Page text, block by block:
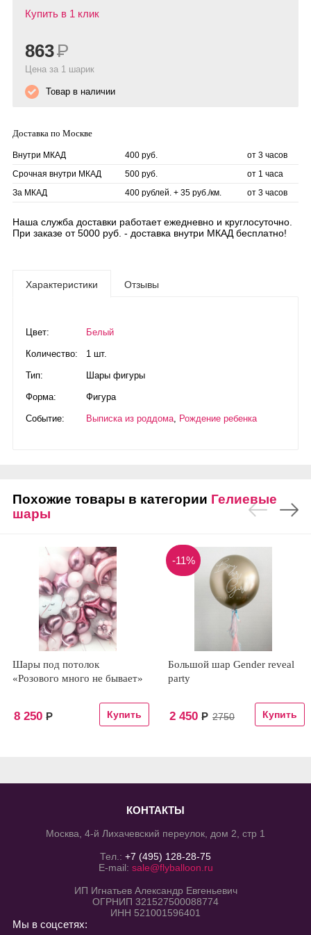
Купить в 1 клик
863Р
Цена за 1 шарик
Товар в наличии
Доставка по Москве
Внутри МКАД 400 руб.
от 3 часов
Срочная внутри МКАД
500 руб.
от 1 часа
За МКАД
400 рублей. + 35 руб./км. от 3 часов
Наша служба доставки работает ежедневно и круглосуточно.
При заказе от 5000 руб. - доставка внутри МКАД бесплатно!
Характеристики Отзывы
Цвет: Белый
Количество: 1 шт.
Тип: Шары фигуры
Форма: Фигура
Событие: Выписка из роддома, Рождение ребенка
Похожие товары в категории Гелиевые
шары
Шары под потолок
«Розового много не бывает»
8 250 Р
-11%
Большой шар Gender reveal
party
2 450 Р 2750
КОНТАКТЫ
Москва, 4-й Лихачевский переулок, дом 2, стр 1
Тел.: +7 (495) 128-28-75
E-mail: sale@flyballoon.ru
ИП Игнатьев Александр Евгеньевич
ОГРНИП 321527500088774
ИНН 521001596401
Мы в соцсетях: